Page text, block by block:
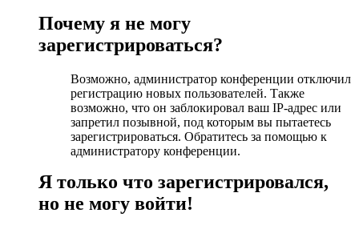
Почему я не могу
зарегистрироваться?
Возможно, администратор конференции отключил
регистрацию новых пользователей. Также
возможно, что он заблокировал ваш IP-адрес или
запретил позывной, под которым вы пытаетесь
зарегистрироваться. Обратитесь за помощью к
администратору конференции.
Я только что зарегистрировался,
но не могу войти!